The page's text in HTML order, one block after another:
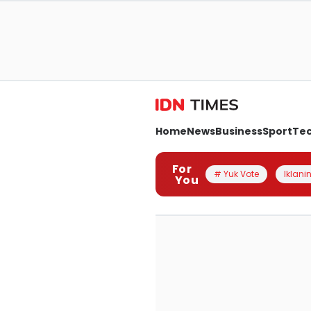
HomeNewsBusinessSport
For
You # Yuk Vote